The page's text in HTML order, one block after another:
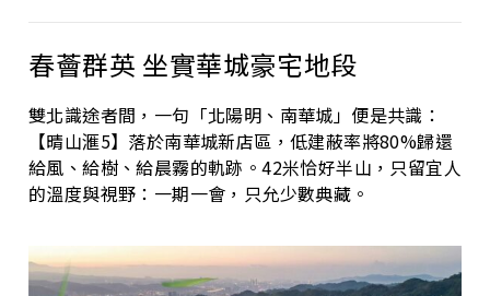
預約鑑賞 Appointment
春薈群英 坐實華城豪宅地段
雙北識途者間，一句「北陽明、南華城」便是共識：
【晴山滙5】落於南華城新店區，低建蔽率將80%歸還
給風、給樹、給晨霧的軌跡。42米恰好半山，只留宜人
的溫度與視野：一期一會，只允少數典藏。